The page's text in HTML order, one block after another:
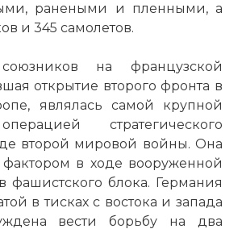
ранеными и пленными, а
и 345 самолетов.
на французской
открытие второго фронта в
являлась самой крупной
стратегического
второй мировой войны. Она
в ходе вооруженной
фашистского блока. Германия
в тисках с востока и запада
вести борьбу на два